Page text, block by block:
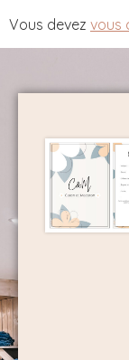
Vous devez vous